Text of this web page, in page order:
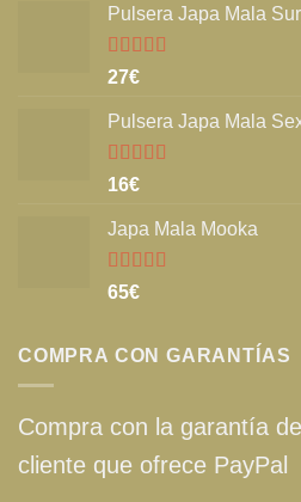
Pulsera Japa Mala
Valorado
5
27€
Pulsera Japa Mala
Valorado
5
16€
Japa Mala Mooka
Valorado
65€
COMPRA CON GARANTÍAS
Compra con la garantía
cliente que ofrece PayPal